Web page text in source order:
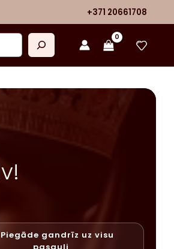
+371 20661708
Piegāde gandrīz uz visu
pasauli